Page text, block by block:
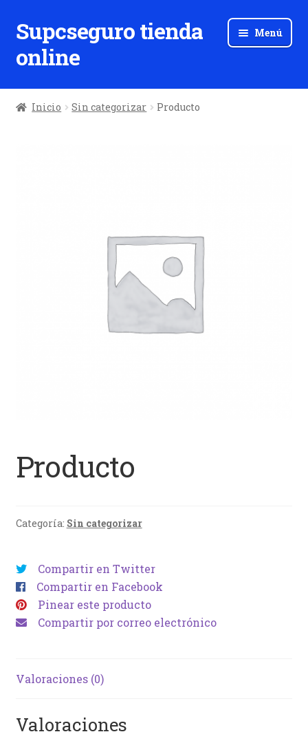
Ir
a
la
Ir
al
contenido
Supcseguro tienda
online
Menú
Inicio Sin categorizar Producto
Producto
Categoría: Sin categorizar
Compartir en Twitter
Compartir en Facebook
Pinear este producto
Compartir por correo electrónico
Valoraciones (0)
Valoraciones